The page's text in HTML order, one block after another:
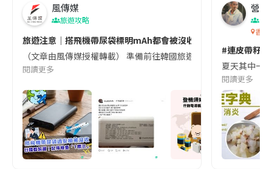
風傳媒
旅遊攻略
旅遊注意｜搭飛機帶尿袋標明mAh都會被沒收😱出發前切記檢查
（文章由風傳媒授權轉載） 準備前往韓國旅遊的民眾，近期要
閱讀更多
營養
香港
#連皮帶籽
夏天其中一
閱讀更多